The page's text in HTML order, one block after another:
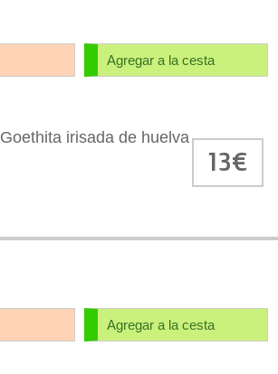
Agregar a la cesta
Goethita irisada de huelva
13€
Agregar a la cesta